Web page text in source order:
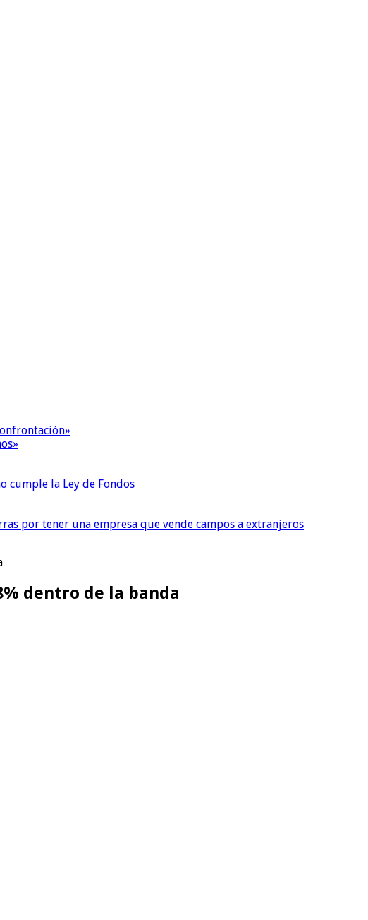
cumple la Ley de Fondos
por tener una empresa que vende campos a extranjeros
dentro de la banda